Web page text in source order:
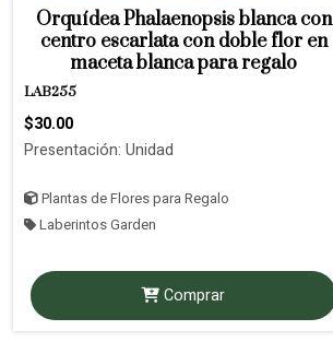
Orquídea Phalaenopsis blanca con
centro escarlata con doble flor en
maceta blanca para regalo
LAB255
$30.00
Presentación: Unidad
Plantas de Flores para Regalo
Laberintos Garden
Comprar